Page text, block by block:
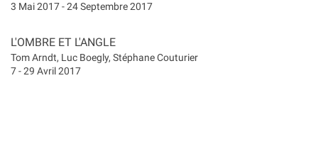
3 Mai 2017 - 24 Septembre 2017
L'OMBRE ET L'ANGLE
Tom Arndt, Luc Boegly, Stéphane Couturier
7 - 29 Avril 2017